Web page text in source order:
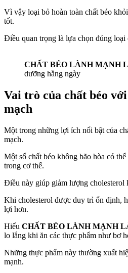
Vì vậy loại bỏ hoàn toàn chất béo
tốt.
Điều quan trọng là lựa chọn đúng loại
CHẤT BÉO LÀNH MẠNH
dưỡng hằng ngày
Vai trò của chất béo
mạch
Một trong những lợi ích nổi bật của
mạch.
Một số chất béo không bão hòa có
trong cơ thể.
Điều này giúp giảm lượng cholesterol
Khi cholesterol được duy trì ổn định,
lợi hơn.
Hiểu CHẤT BÉO LÀNH MẠNH
lo lắng khi ăn các thực phẩm như bơ
Những thực phẩm này thường xuất
mạnh.